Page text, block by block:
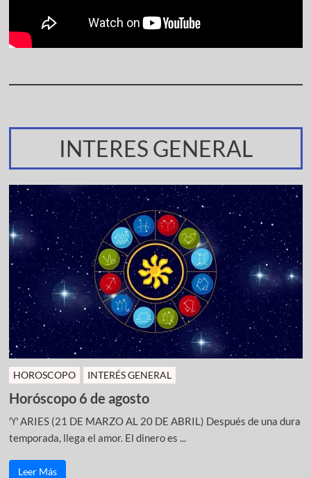
INTERES GENERAL
HOROSCOPO INTERÉS GENERAL
Horóscopo 6 de agosto
♈ ARIES (21 DE MARZO AL 20 DE ABRIL) Después de una dura
temporada, llega el amor. El dinero es ...
Leer Más